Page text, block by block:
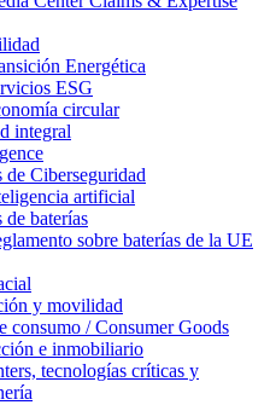
Energética
ESG
circular
integral
de Ciberseguridad
artificial
de baterías
sobre baterías de la UE
y movilidad
consumo / Consumer Goods
e inmobiliario
tecnologías críticas y